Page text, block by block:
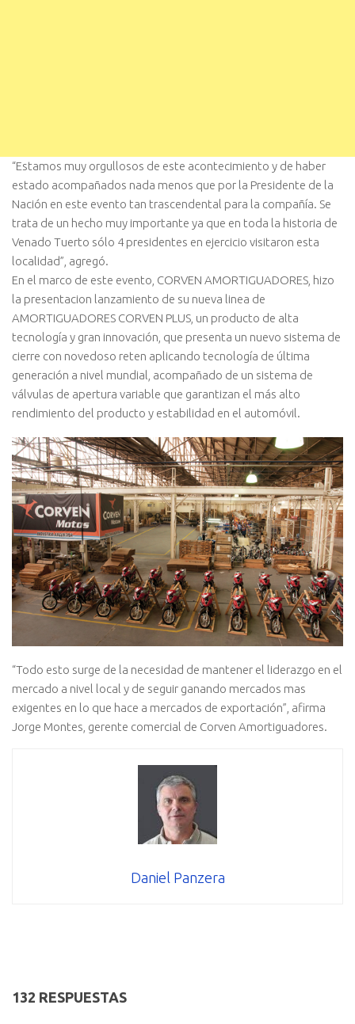
“Estamos muy orgullosos de este acontecimiento y de haber
estado acompañados nada menos que por la Presidente de la
Nación en este evento tan trascendental para la compañía. Se
trata de un hecho muy importante ya que en toda la historia de
Venado Tuerto sólo 4 presidentes en ejercicio visitaron esta
localidad”, agregó.
En el marco de este evento, CORVEN AMORTIGUADORES, hizo
la presentacion lanzamiento de su nueva linea de
AMORTIGUADORES CORVEN PLUS, un producto de alta
tecnología y gran innovación, que presenta un nuevo sistema de
cierre con novedoso reten aplicando tecnología de última
generación a nivel mundial, acompañado de un sistema de
válvulas de apertura variable que garantizan el más alto
rendimiento del producto y estabilidad en el automóvil.
“Todo esto surge de la necesidad de mantener el liderazgo en el
mercado a nivel local y de seguir ganando mercados mas
exigentes en lo que hace a mercados de exportación”, afirma
Jorge Montes, gerente comercial de Corven Amortiguadores.
Daniel Panzera
132 RESPUESTAS